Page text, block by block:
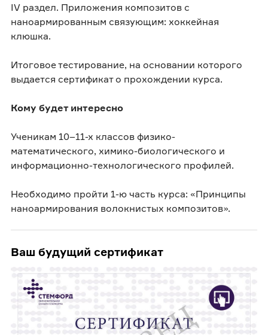
IV раздел. Приложения композитов с
наноармированным связующим: хоккейная
клюшка.
Итоговое тестирование, на основании которого
выдается сертификат о прохождении курса.
Кому будет интересно
Ученикам 10–11-х классов физико-
математического, химико-биологического и
информационно-технологического профилей.
Необходимо пройти 1-ю часть курса: «Принципы
наноармирования волокнистых композитов».
Ваш будущий сертификат